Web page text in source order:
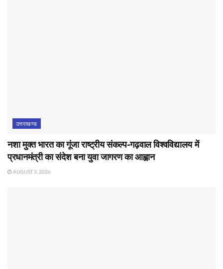
उत्तराखण्ड
नशा मुक्त भारत का गूंजा राष्ट्रीय संकल्प-गढ़वाल विश्वविद्यालय में
प्रधानमंत्री का संदेश बना युवा जागरण का आह्वान
AUGUST 3, 2026